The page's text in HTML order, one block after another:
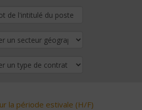
la période estivale (H/F)